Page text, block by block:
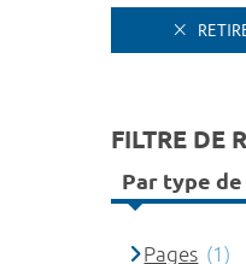
FILTRE DE
Par type
Pages (1)